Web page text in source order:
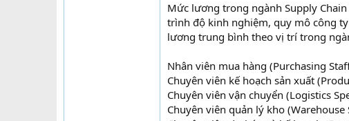
Mức lương trong ngành Supply
trình độ kinh nghiệm, quy mô công
lương trung bình theo vị trí trong
Nhân viên mua hàng (Purchasing
Chuyên viên kế hoạch sản xuất
Chuyên viên vận chuyển (Logistics
Chuyên viên quản lý kho